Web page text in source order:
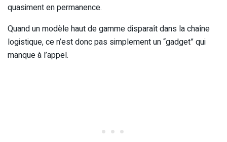
quasiment en permanence.
Quand un modèle haut de gamme disparaît dans la chaîne
logistique, ce n’est donc pas simplement un “gadget” qui
manque à l’appel.